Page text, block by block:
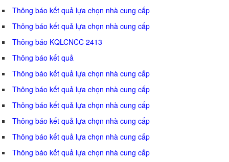
Thông báo kết quả lựa chọn nhà cung cấp
Thông báo kết quả lựa chọn nhà cung cấp
Thông báo KQLCNCC 2413
Thông báo kết quả
Thông báo kết quả lựa chọn nhà cung cấp
Thông báo kết quả lựa chọn nhà cung cấp
Thông báo kết quả lựa chọn nhà cung cấp
Thông báo kết quả lựa chọn nhà cung cấp
Thông báo kết quả lựa chọn nhà cung cấp
Thông báo kết quả lựa chọn nhà cung cấp